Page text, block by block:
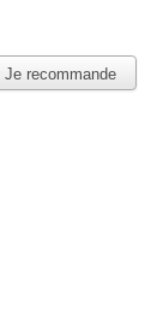
Je recommande